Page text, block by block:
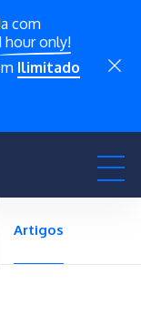
com
hour only!
Ilimitado
Artigos